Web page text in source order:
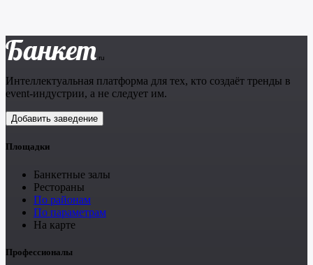
Банкет.ru
Интеллектуальная платформа для тех, кто создаёт тренды в
event-индустрии, а не следует им.
Добавить заведение
Площадки
Банкетные залы
Рестораны
По районам
По параметрам
На карте
Профессионалы